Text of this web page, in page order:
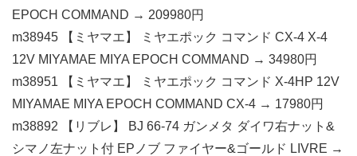
EPOCH COMMAND → 209980円
m38945 【ミヤマエ】 ミヤエポック コマンド CX-4 X-4
12V MIYAMAE MIYA EPOCH COMMAND → 34980円
m38951 【ミヤマエ】 ミヤエポック コマンド X-4HP 12V
MIYAMAE MIYA EPOCH COMMAND CX-4 → 17980円
m38892 【リブレ】 BJ 66-74 ガンメタ ダイワ右ナット&
シマノ左ナット付 EPノブ ファイヤー&ゴールド LIVRE →